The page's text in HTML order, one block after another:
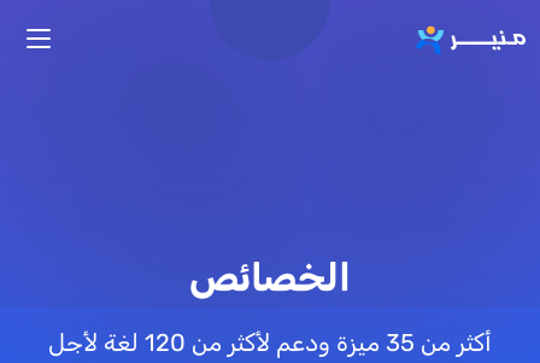
الخصائص
أكثر من 35 ميزة ودعم لأكثر من 120 لغة لأجل